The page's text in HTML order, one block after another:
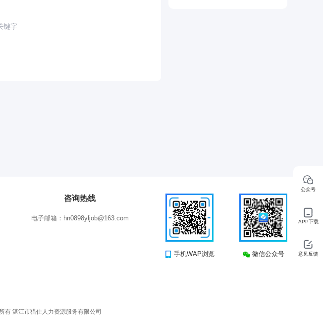
键字
咨询热线
电子邮箱：hn0898yljob@163.com
手机WAP浏览 微信公众号
湛江市猎仕人力资源服务有限公司
公众号
APP下载
意见反馈